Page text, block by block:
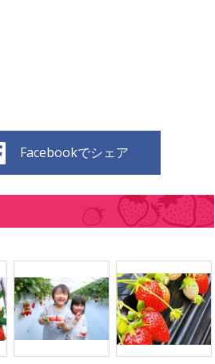
Facebookでシェア